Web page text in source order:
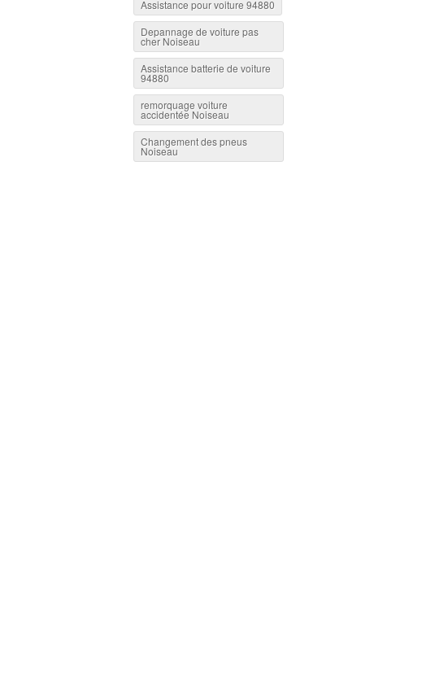
Assistance pour voiture 94880
Depannage de voiture pas
cher Noiseau
Assistance batterie de voiture
94880
remorquage voiture
accidentée Noiseau
Changement des pneus
Noiseau